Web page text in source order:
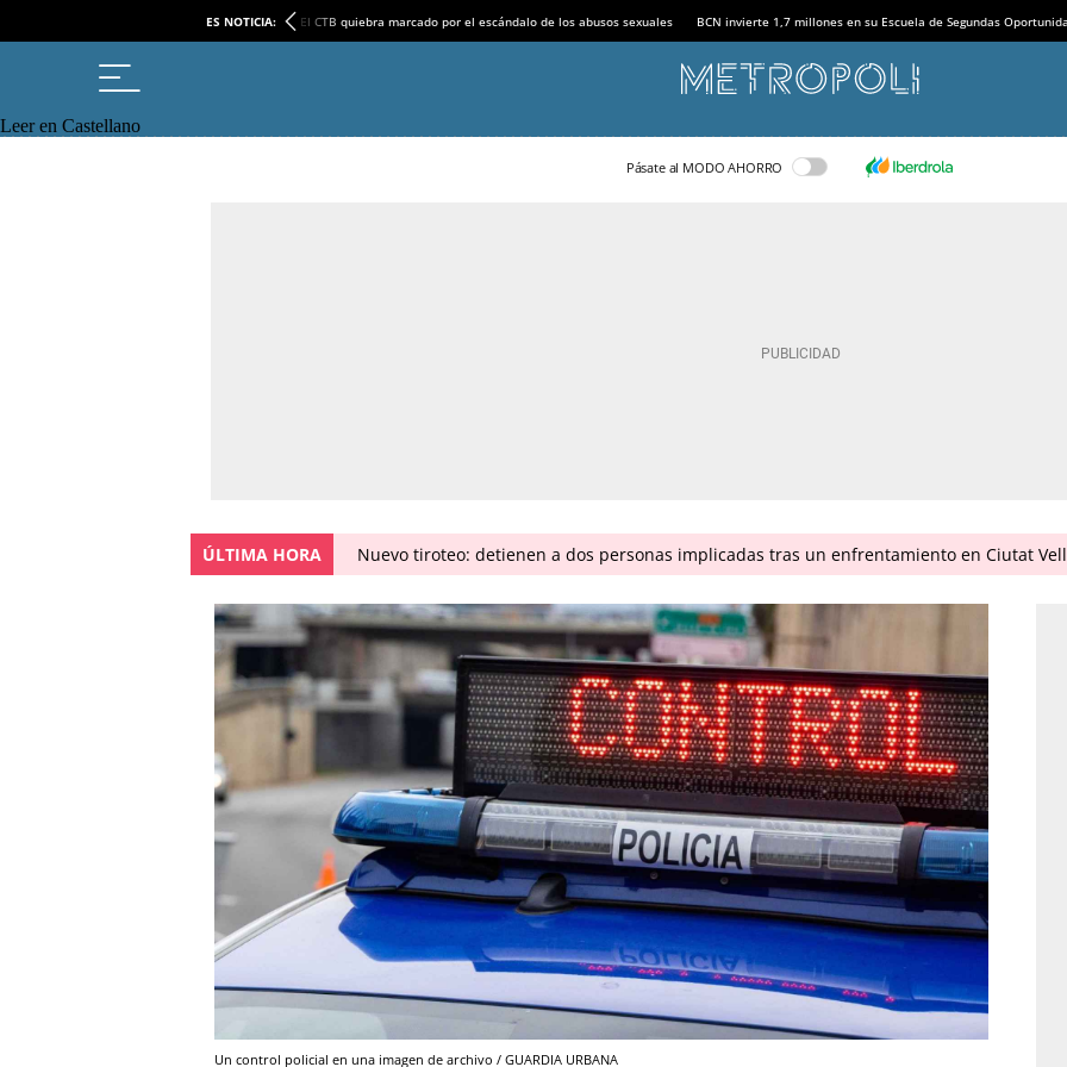
ES NOTICIA: El CTB quiebra marcado por el escándalo de los abusos sexuales BCN invierte 1,7 millones en su Escuela de Segundas
Leer en Castellano
Pásate al MODO AHORRO
ÚLTIMA HORA Nuevo tiroteo: detienen a dos personas implicadas tras un enfrentamiento en Ciutat
Un control policial en una imagen de archivo / GUARDIA URBANA